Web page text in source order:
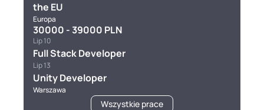
the EU
Europa
30000 - 39000 PLN
Lip 10
Full Stack Developer
Lip 13
Unity Developer
Warszawa
Wszystkie prace